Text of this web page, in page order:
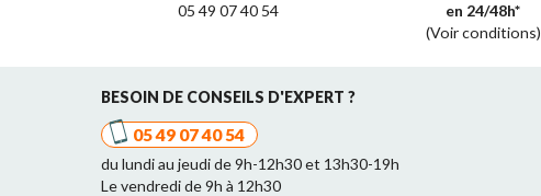
05 49 07 40 54
en 24/48h*
(Voir conditions)
BESOIN DE CONSEILS D'EXPERT ?
05 49 07 40 54
du lundi au jeudi de 9h-12h30 et 13h30-19h
Le vendredi de 9h à 12h30